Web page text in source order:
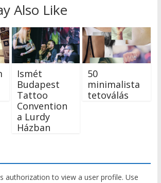
Also Like
Ismét
Budapest
Tattoo
Convention
a Lurdy
Házban
50
minimalista
tetoválás
authorization to view a user profile. Use